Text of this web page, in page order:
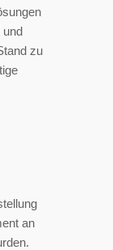
und
zu
an